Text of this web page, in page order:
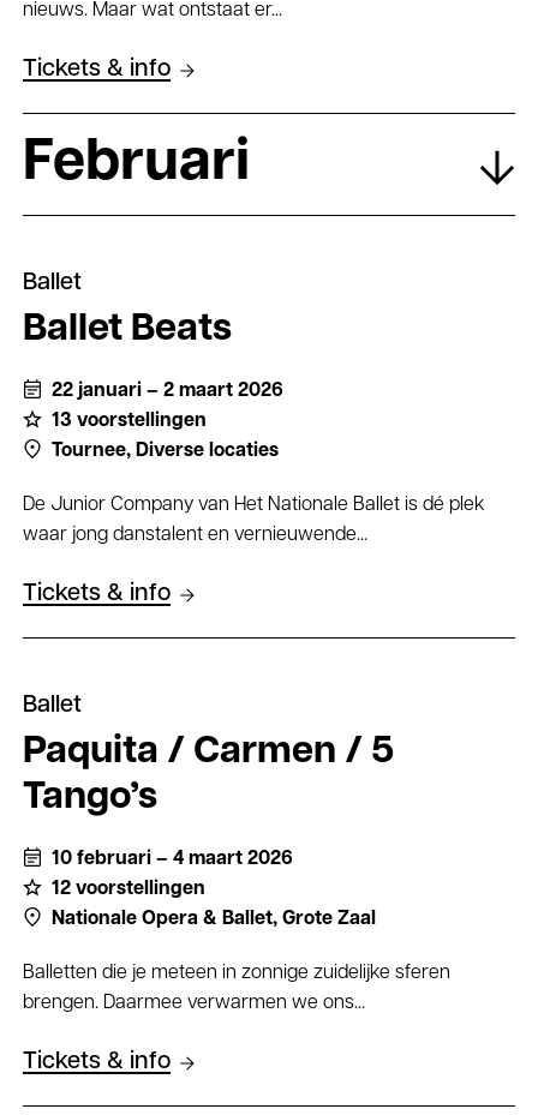
nieuws. Maar wat ontstaat er...
Tickets & info
Februari
Ballet
Ballet Beats
22 januari – 2 maart 2026
13 voorstellingen
Tournee, Diverse locaties
De Junior Company van Het Nationale Ballet is dé plek
waar jong danstalent en vernieuwende...
Tickets & info
Ballet
Paquita / Carmen / 5
Tango’s
10 februari – 4 maart 2026
12 voorstellingen
Nationale Opera & Ballet, Grote Zaal
Balletten die je meteen in zonnige zuidelijke sferen
brengen. Daarmee verwarmen we ons...
Tickets & info